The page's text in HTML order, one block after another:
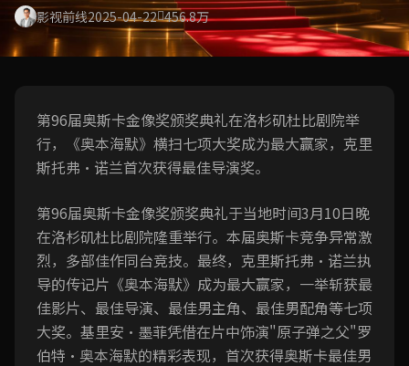
影视前线2025-04-22 456.8万
第96届奥斯卡金像奖颁奖典礼在洛杉矶杜比剧院举
行，《奥本海默》横扫七项大奖成为最大赢家，克里
斯托弗·诺兰首次获得最佳导演奖。
第96届奥斯卡金像奖颁奖典礼于当地时间3月10日晚
在洛杉矶杜比剧院隆重举行。本届奥斯卡竞争异常激
烈，多部佳作同台竞技。最终，克里斯托弗·诺兰执
导的传记片《奥本海默》成为最大赢家，一举斩获最
佳影片、最佳导演、最佳男主角、最佳男配角等七项
大奖。基里安·墨菲凭借在片中饰演"原子弹之父"罗
伯特·奥本海默的精彩表现，首次获得奥斯卡最佳男